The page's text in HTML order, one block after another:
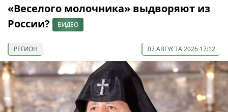
«Веселого молочника» выдворяют из
России?
ВИДЕО
РЕГИОН 07 АВГУСТА 2026 17:12